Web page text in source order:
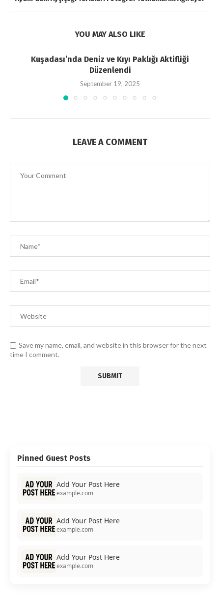
YOU MAY ALSO LIKE
Kuşadası’nda Deniz ve Kıyı Paklığı Aktifliği
Düzenlendi
September 19, 2025
LEAVE A COMMENT
Save my name, email, and website in this browser for the next
time I comment.
Pinned Guest Posts
Add Your Post Here
example.com
Add Your Post Here
example.com
Add Your Post Here
example.com